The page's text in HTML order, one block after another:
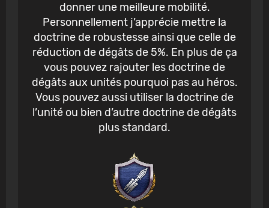
donner une meilleure mobilité.
Personnellement j’apprécie mettre la
doctrine de robustesse ainsi que celle de
réduction de dégâts de 5%. En plus de ça
vous pouvez rajouter les doctrine de
dégâts aux unités pourquoi pas au héros.
Vous pouvez aussi utiliser la doctrine de
l’unité ou bien d’autre doctrine de dégâts
plus standard.